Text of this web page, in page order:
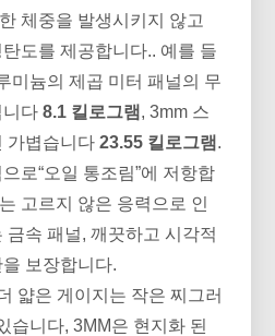
체중을 발생시키지 않고
도를 제공합니다.. 예를 들
미늄의 제곱 미터 패널의 무
니다8.1 킬로그램 , 3mm 스
가볍습니다23.55 킬로그램 .
로“오일 통조림”에 저항합
고르지 않은 응력으로 인
금속 패널, 깨끗하고 시각적
보장합니다.
얇은 게이지는 작은 찌그러
습니다, 3MM은 현지화 된